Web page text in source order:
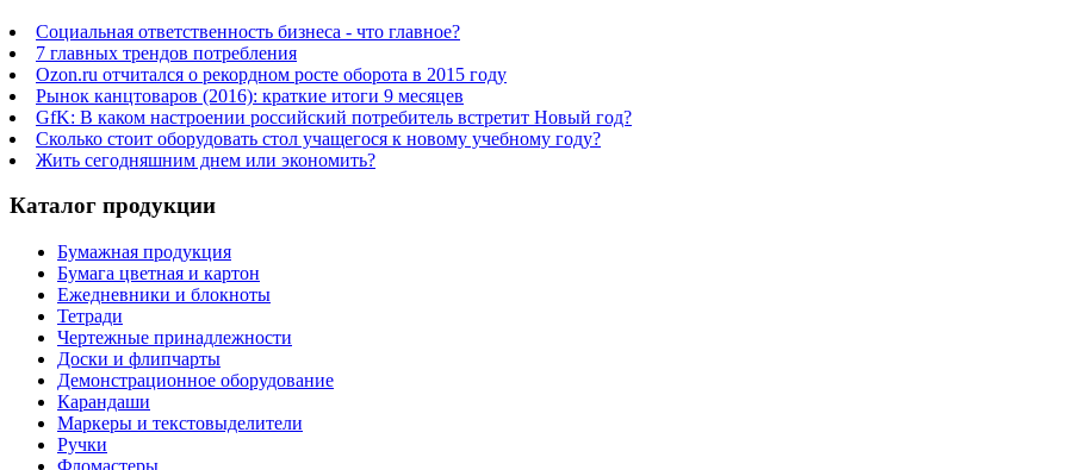
Социальная ответственность бизнеса - что главное?
7 главных трендов потребления
Ozon.ru отчитался о рекордном росте оборота в 2015 году
Рынок канцтоваров (2016): краткие итоги 9 месяцев
GfK: В каком настроении российский потребитель встретит Новый год?
Сколько стоит оборудовать стол учащегося к новому учебному году?
Жить сегодняшним днем или экономить?
Каталог продукции
Бумажная продукция
Бумага цветная и картон
Ежедневники и блокноты
Тетради
Чертежные принадлежности
Доски и флипчарты
Демонстрационное оборудование
Карандаши
Маркеры и текстовыделители
Ручки